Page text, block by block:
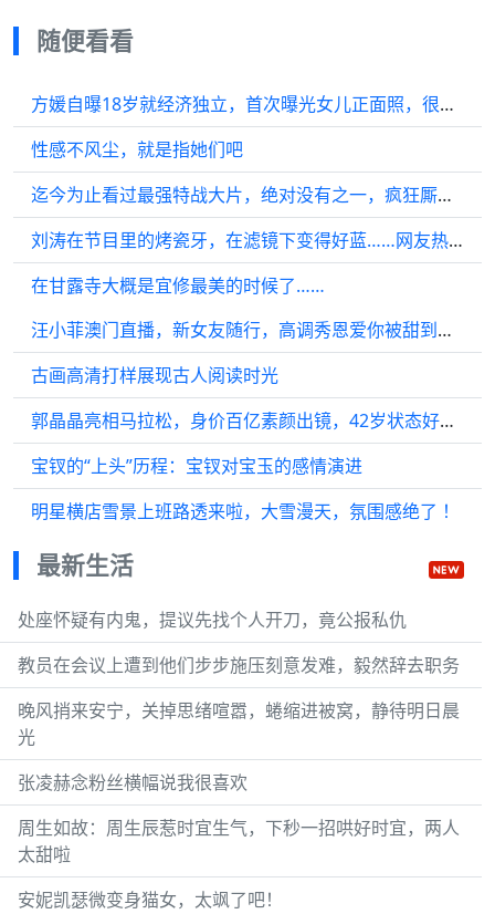
随便看看
方媛自曝18岁就经济独立，首次曝光女儿正面照，很满意当下的生活
性感不风尘，就是指她们吧
迄今为止看过最强特战大片，绝对没有之一，疯狂厮杀贼过瘾
刘涛在节目里的烤瓷牙，在滤镜下变得好蓝……网友热评：连牙蓝上了吗？蓝上了！
在甘露寺大概是宜修最美的时候了……
汪小菲澳门直播，新女友随行，高调秀恩爱你被甜到了吗？
古画高清打样展现古人阅读时光
郭晶晶亮相马拉松，身价百亿素颜出镜，42岁状态好，丈夫手牵手
宝钗的“上头”历程：宝钗对宝玉的感情演进
明星横店雪景上班路透来啦，大雪漫天，氛围感绝了 ！
最新生活
处座怀疑有内鬼，提议先找个人开刀，竟公报私仇
教员在会议上遭到他们步步施压刻意发难，毅然辞去职务
晚风捎来安宁，关掉思绪喧嚣，蜷缩进被窝，静待明日晨
光
张凌赫念粉丝横幅说我很喜欢
周生如故：周生辰惹时宜生气，下秒一招哄好时宜，两人
太甜啦
安妮凯瑟微变身猫女，太飒了吧！